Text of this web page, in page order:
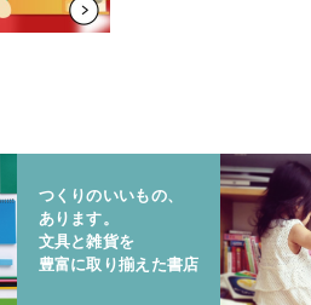
つくりのいいもの、
あります。
文具と雑貨を
豊富に取り揃えた書店